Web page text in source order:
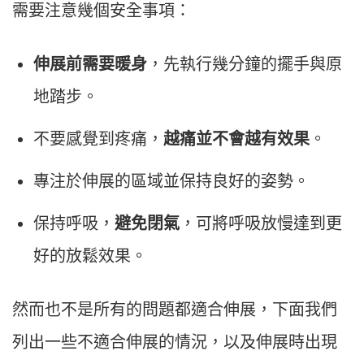
需要注意幾個安全事項：
伸展前需要暖身 ，先執行幾分鐘的擺手與原
地踏步。
不要感覺到疼痛， 越痛並不會越有效果 。
專注於伸展的區域並保持良好的姿勢。
保持呼吸， 避免閉氣 ，可將呼吸放慢達到更
好的放鬆效果。
然而也不是所有的問題都適合伸展，下面我們
列出一些不適合伸展的情況，以及伸展時出現